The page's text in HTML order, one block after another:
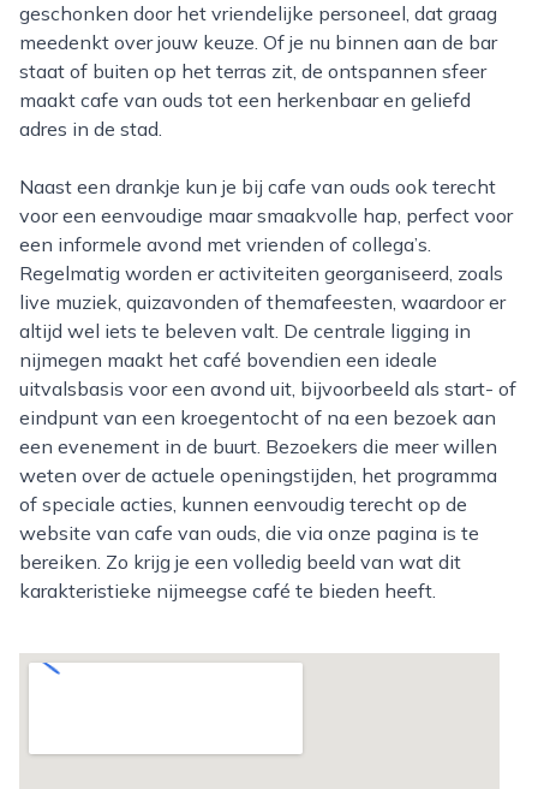
geschonken door het vriendelijke personeel, dat graag
meedenkt over jouw keuze. Of je nu binnen aan de bar
staat of buiten op het terras zit, de ontspannen sfeer
maakt cafe van ouds tot een herkenbaar en geliefd
adres in de stad.
Naast een drankje kun je bij cafe van ouds ook terecht
voor een eenvoudige maar smaakvolle hap, perfect voor
een informele avond met vrienden of collega’s.
Regelmatig worden er activiteiten georganiseerd, zoals
live muziek, quizavonden of themafeesten, waardoor er
altijd wel iets te beleven valt. De centrale ligging in
nijmegen maakt het café bovendien een ideale
uitvalsbasis voor een avond uit, bijvoorbeeld als start- of
eindpunt van een kroegentocht of na een bezoek aan
een evenement in de buurt. Bezoekers die meer willen
weten over de actuele openingstijden, het programma
of speciale acties, kunnen eenvoudig terecht op de
website van cafe van ouds, die via onze pagina is te
bereiken. Zo krijg je een volledig beeld van wat dit
karakteristieke nijmeegse café te bieden heeft.